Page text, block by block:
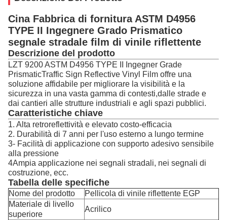
Cina Fabbrica di fornitura ASTM D4956
TYPE II Ingegnere Grado Prismatico
segnale stradale film di vinile riflettente
Descrizione del prodotto
LZT 9200 ASTM D4956 TYPE II Ingegner Grade
PrismaticTraffic Sign Reflective Vinyl Film offre una
soluzione affidabile per migliorare la visibilità e la
sicurezza in una vasta gamma di contesti,dalle strade e
dai cantieri alle strutture industriali e agli spazi pubblici.
Caratteristiche chiave
1. Alta retroreflettività e elevato costo-efficacia
2. Durabilità di 7 anni per l'uso esterno a lungo termine
3- Facilità di applicazione con supporto adesivo sensibile
alla pressione
4Ampia applicazione nei segnali stradali, nei segnali di
costruzione, ecc.
Tabella delle specifiche
Nome del prodotto
Pellicola di vinile riflettente EGP
Materiale di livello
superiore
Acrilico